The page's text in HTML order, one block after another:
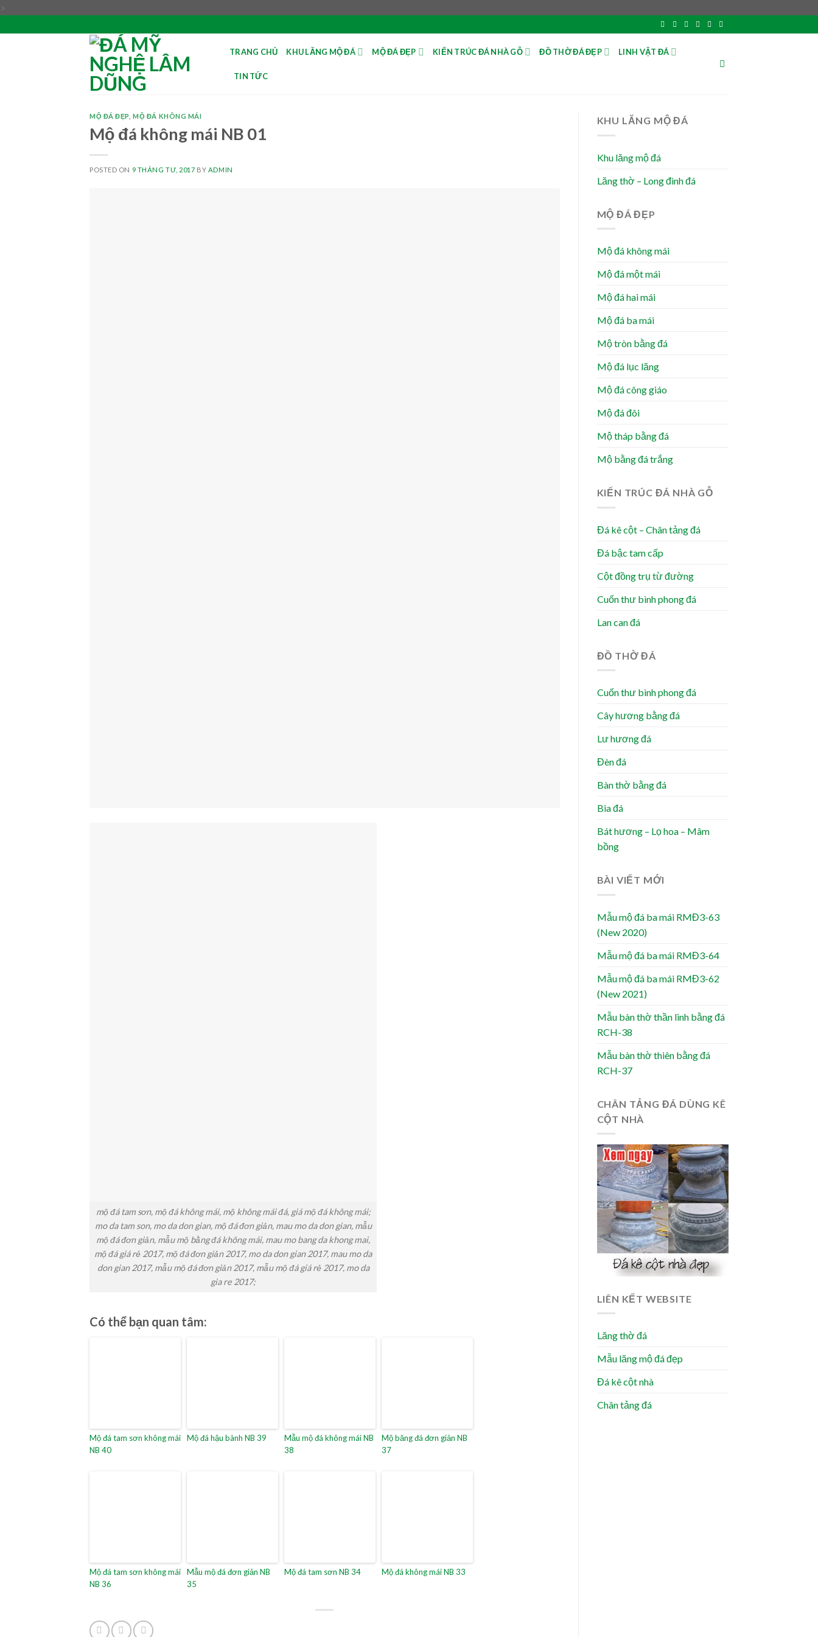
>
content
TRANG CHỦ KHU LĂNG MỘ ĐÁ MỘ ĐÁ ĐẸP KIẾN TRÚC ĐÁ NHÀ GỖ ĐỒ THỜ ĐÁ ĐẸP LINH VẬT ĐÁ
TIN TỨC
MỘ ĐÁ ĐẸP ,MỘ ĐÁ KHÔNG MÁI
Mộ đá không mái NB 01
POSTED ON 9 THÁNG TƯ, 2017 BY ADMIN
mộ đá tam sơn, mộ đá không mái, mộ không mái đá, giá mộ đá không mái;
mo da tam son, mo da don gian, mộ đá đơn giản, mau mo da don gian, mẫu
mộ đá đơn giản, mẫu mộ bằng đá không mái, mau mo bang da khong mai,
mộ đá giá rẻ 2017, mộ đá đơn giản 2017, mo da don gian 2017, mau mo da
don gian 2017, mẫu mộ đá đơn giản 2017, mẫu mộ đá giá rẻ 2017, mo da
gia re 2017;
Có thể bạn quan tâm:
Mộ đá tam sơn không mái
NB 40
Mộ đá hậu bành NB 39
Mẫu mộ đá không mái NB
38
Mộ băng đá đơn giản NB
37
Mộ đá tam sơn không mái
NB 36
Mẫu mộ đá đơn giản NB
35
Mộ đá tam sơn NB 34 Mộ đá không mái NB 33
KHU LĂNG MỘ ĐÁ
Khu lăng mộ đá
Lăng thờ – Long đình đá
MỘ ĐÁ ĐẸP
Mộ đá không mái
Mộ đá một mái
Mộ đá hai mái
Mộ đá ba mái
Mộ tròn bằng đá
Mộ đá lục lăng
Mộ đá công giáo
Mộ đá đôi
Mộ tháp bằng đá
Mộ bằng đá trắng
KIẾN TRÚC ĐÁ NHÀ GỖ
Đá kê cột – Chân tảng đá
Đá bậc tam cấp
Cột đồng trụ từ đường
Cuốn thư bình phong đá
Lan can đá
ĐỒ THỜ ĐÁ
Cuốn thư bình phong đá
Cây hương bằng đá
Lư hương đá
Đèn đá
Bàn thờ bằng đá
Bia đá
Bát hương – Lọ hoa – Mâm
bồng
BÀI VIẾT MỚI
Mẫu mộ đá ba mái RMĐ3-63
(New 2020)
Mẫu mộ đá ba mái RMĐ3-64
Mẫu mộ đá ba mái RMĐ3-62
(New 2021)
Mẫu bàn thờ thần linh bằng đá
RCH-38
Mẫu bàn thờ thiên bằng đá
RCH-37
CHÂN TẢNG ĐÁ DÙNG KÊ
CỘT NHÀ
LIÊN KẾT WEBSITE
Lăng thờ đá
Mẫu lăng mộ đá đẹp
Đá kê cột nhà
Chân tảng đá